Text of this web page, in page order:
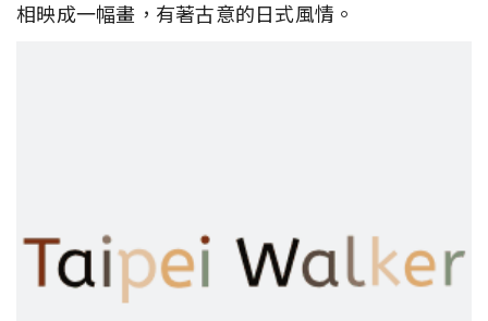
相映成一幅畫，有著古意的日式風情。